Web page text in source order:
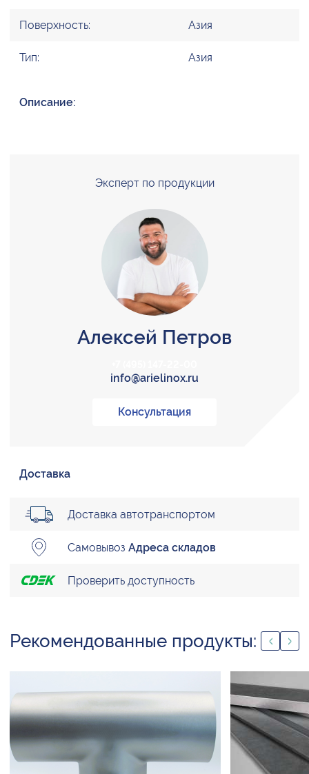
Поверхность: Азия
Тип: Азия
Описание:
Эксперт по продукции
Алексей Петров
info@arielinox.ru
Консультация
Доставка
Доставка автотранспортом
Самовывоз Адреса складов
Проверить доступность
Рекомендованные продукты: